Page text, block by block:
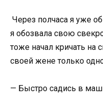
Через полчаса я уже
я обозвала свою
тоже начал кричать на
своей жене только
— Быстро садись в